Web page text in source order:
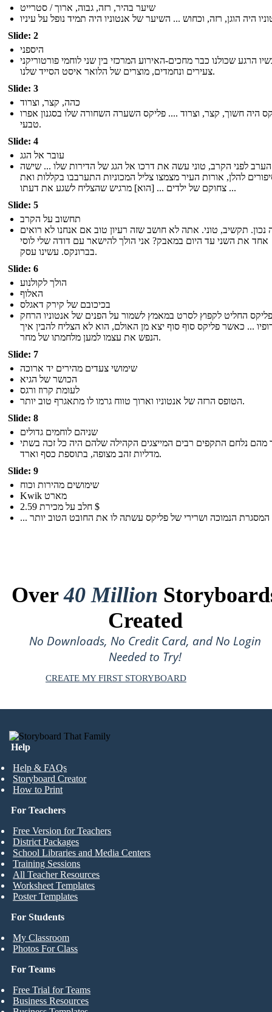
שיער בהיר, רזה, גבוה, ארוך / סטרייט
Slide: 2
היספני
הרגע שכולנו כבר מחכים-האירוע המרכזי בין שני לוחמי פורטוריקני
צעירים ונחמדים, מוצרים של הלואר איסט הסייד שלנו.
Slide: 3
כהה, קצר, וצרוד
היה חשוך, קצר, וצרוד .... פליקס השערה השחורה שלו בסגנון אפרו
טבעי.
Slide: 4
עובר אל הגג
הערב לפני הקרב, טוני עשה את דרכו אל הגג של הדירות שלו ... שישה
להלן, אורות העיר מצמצו צליל המכוניות התערבבו בקללות ואת
צחוקם של ילדים ... [הוא] מרגיש שהצליח לשגע את דעתו ...
Slide: 5
תחשוב על הקרב
נכון. תקשיב, טוני. אתה לא חושב שזה רעיון טוב אם אנחנו לא רואים
אחד את השני עד היום במאבק? אני הולך להישאר עם דודה שלי לוסי
בברונקס. עשינו עסק.
Slide: 6
הולך לקולנוע
האלוף
בכיכובם של קירק דאגלס
פליקס החליט לקפוץ לסרט במאמץ לשמור על הפנים של אנטוניו הרחק
... כאשר פליקס סוף סוף יצא מן האולם, הוא לא הצליח להבין איך
הנפש את עצמו למען מלחמתו של מחר.
Slide: 7
שימושי צעדים מהירים יד ארוכה
הכושר של הגיא
לעומת קרוז ורגס
הטופס הרזה של אנטוניו וארוך טווח גרמו לו מתאגרף טוב יותר.
Slide: 8
שניהם לוחמים גדולים
מהם נלחם התקפים רבים המייצגים הקהילה שלהם היה כל זכה בשתי
מדליות זהב מצופה, בתוספת כסף וארד.
Slide: 9
שימושים מהירות וכוח
Kwik מארט
חלב על מכירת 2.59 $
Over40 Million
Created
No Downloads, No Credit Card, and No Login
Needed to Try!
CREATE MY FIRST STORYBOARD
Help
Help & FAQs
Storyboard Creator
How to Print
For Students
My Classroom
Photos For Class
For Teachers
Free Version for Teachers
District Packages
School Libraries and Media Centers
Training Sessions
All Teacher Resources
Worksheet Templates
Poster Templates
For Teams
Free Trial for Teams
Business Resources